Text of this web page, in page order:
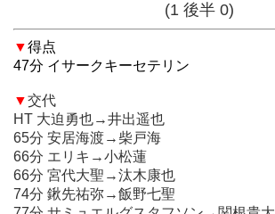
65分 安居海渡→柴戸海
66分 エリキ→小松蓮
74分 鍬先祐弥→飯野七聖
77分 サミュエルグスタフソン→関根貴大
77分 イサークキーセテリン→小森飛絢
77分 金子拓郎→松尾佑介
90分 永戸勝也→ジェアンパトリッキ
90+1分 マテウスサヴィオ→早川隼平
(1 後半 0)
▼得点
47分 イサークキーセテリン
▼交代
HT 大迫勇也→井出遥也
65分 安居海渡→柴戸海
66分 エリキ→小松蓮
66分 宮代大聖→汰木康也
74分 鍬先祐弥→飯野七聖